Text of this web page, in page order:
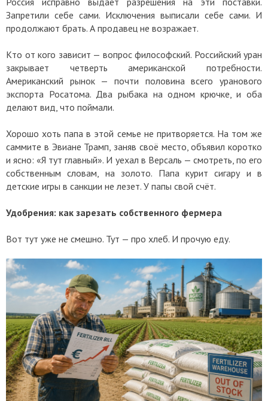
Запретили себе сами. Исключения выписали себе сами. И
продолжают брать. А продавец не возражает.
Кто от кого зависит — вопрос философский. Российский уран
закрывает четверть американской потребности.
Американский рынок — почти половина всего уранового
экспорта Росатома. Два рыбака на одном крючке, и оба
делают вид, что поймали.
Хорошо хоть папа в этой семье не притворяется. На том же
саммите в Эвиане Трамп, заняв своё место, объявил коротко
и ясно: «Я тут главный». И уехал в Версаль — смотреть, по его
собственным словам, на золото. Папа курит сигару и в
детские игры в санкции не лезет. У папы свой счёт.
Удобрения: как зарезать собственного фермера
Вот тут уже не смешно. Тут — про хлеб. И прочую еду.